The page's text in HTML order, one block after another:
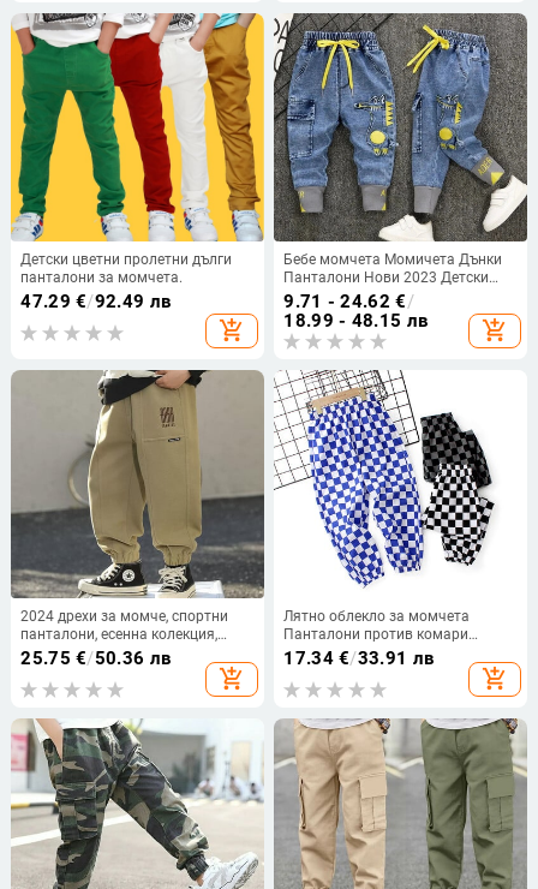
панталони, домашно облекло
Детски цветни пролетни дълги
панталони за момчета.
47.29 €/92.49 лв
add_shopping_cart
Бебе момчета Момичета Дънки
Панталони Нови 2023 Детски
панталони 1-9 години Момчета
Момичета Дънки Момчета
Ежедневни панталони Дънки с
анимационни букви за деца
9.71 - 24.62 €/
18.99 - 48.15 лв
add_shopping_cart
2024 дрехи за момче, спортни
панталони, есенна колекция,
нови ежедневни панталони с
подвързване на краката,
модерни дрехи за момче, W101
25.75 €/50.36 лв
add_shopping_cart
Лятно облекло за момчета
Панталони против комари
Средно големи детски карирани
панталони с климатик
Панталони Памучен трикотажен
17.34€/33.91 лв
add_shopping_cart